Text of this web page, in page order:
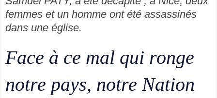
femmes et un homme ont été assassinés
dans une église.
Face à ce mal qui ronge
notre pays, notre Nation